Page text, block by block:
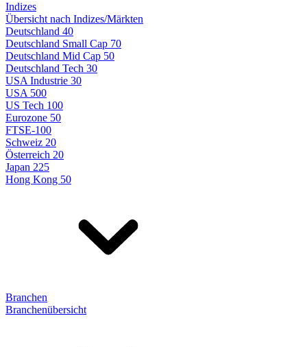
Indizes
Übersicht nach Indizes/Märkten
Deutschland 40
Deutschland Small Cap 70
Deutschland Mid Cap 50
Deutschland Tech 30
USA Industrie 30
USA 500
US Tech 100
Eurozone 50
FTSE-100
Schweiz 20
Österreich 20
Japan 225
Hong Kong 50
Branchen
Branchenübersicht